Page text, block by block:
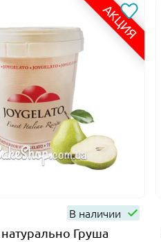
АКЦИЯ
В наличии
натурально Груша